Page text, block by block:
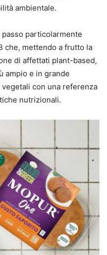
ambientale.
particolarmente
che, mettendo a frutto la
di affettati plant-based,
ampio e in grande
con una referenza
nutrizionali.